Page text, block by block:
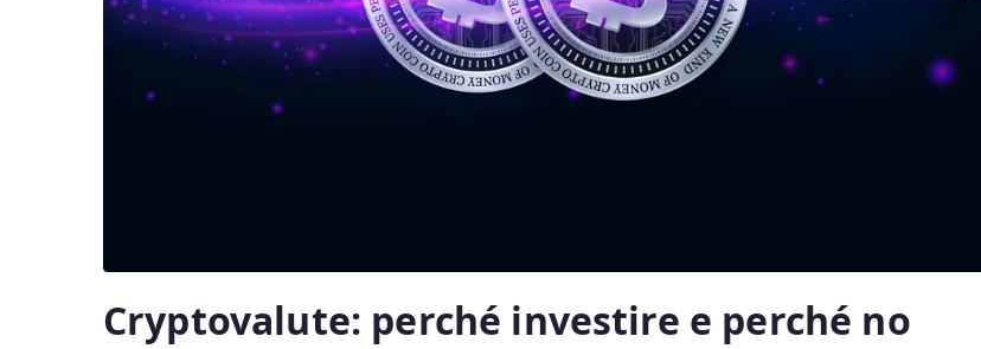
Cryptovalute: perché investire e perché no